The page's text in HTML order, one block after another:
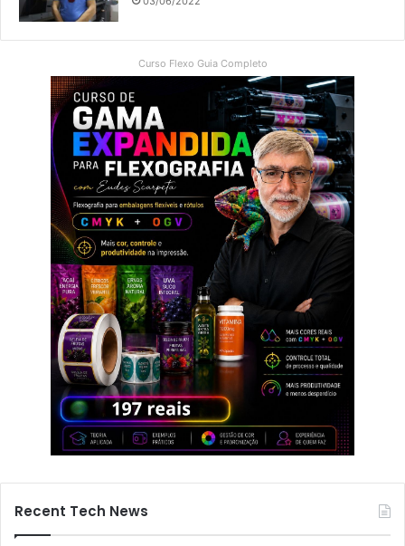
Curso Flexo Guia Completo
Recent Tech News